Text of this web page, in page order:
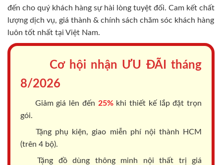
đến cho quý khách hàng sự hài lòng tuyệt đối. Cam kết chất
lượng dịch vụ, giá thành & chính sách chăm sóc khách hàng
luôn tốt nhất tại Việt Nam.
Cơ hội nhận ƯU ĐÃI tháng
8/2026
Giảm giá lên đến 25%khi thiết kế lắp đặt trọn
gói.
Tặng phụ kiện, giao miễn phí nội thành HCM
(trên 4 bộ).
Tặng đồ dùng thông minh nội thất trị giá